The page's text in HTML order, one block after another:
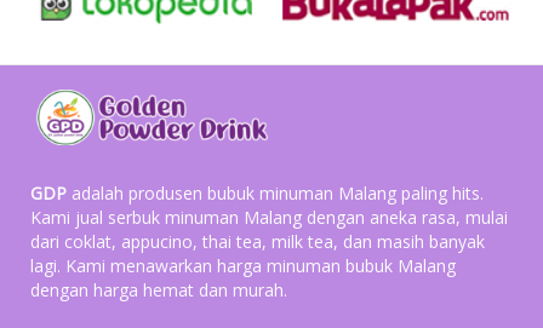
GDP adalah produsen bubuk minuman Malang paling hits.
Kami jual serbuk minuman Malang dengan aneka rasa, mulai
dari coklat, appucino, thai tea, milk tea, dan masih banyak
lagi. Kami menawarkan harga minuman bubuk Malang
dengan harga hemat dan murah.